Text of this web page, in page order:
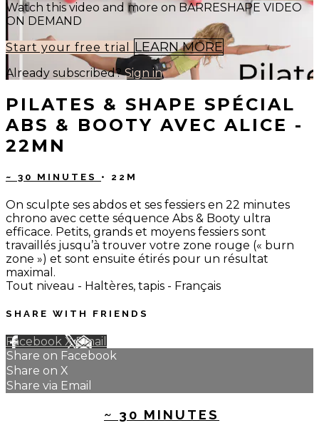
Watch this video and more on BARRESHAPE VIDEO
ON DEMAND
Start your free trial
LEARN MORE
Already subscribed?Sign in
PILATES & SHAPE SPÉCIAL
ABS & BOOTY AVEC ALICE -
22MN
~ 30 MINUTES • 22M
On sculpte ses abdos et ses fessiers en 22 minutes
chrono avec cette séquence Abs & Booty ultra
efficace. Petits, grands et moyens fessiers sont
travaillés jusqu’à trouver votre zone rouge (« burn
zone ») et sont ensuite étirés pour un résultat
maximal.
Tout niveau - Haltères, tapis - Français
SHARE WITH FRIENDS
Facebook XEmail
Share on Facebook
Share on X
Share via Email
~ 30 MINUTES